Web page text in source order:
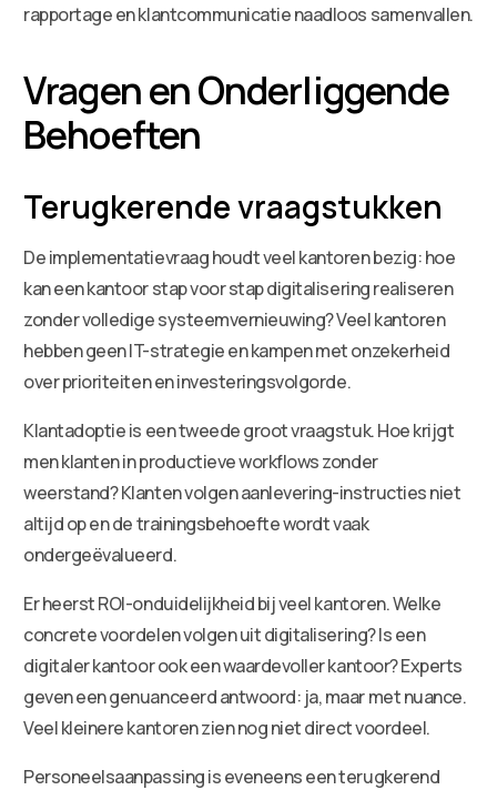
rapportage en klantcommunicatie naadloos samenvallen.
Vragen en Onderliggende
Behoeften
Terugkerende vraagstukken
De implementatievraag houdt veel kantoren bezig: hoe
kan een kantoor stap voor stap digitalisering realiseren
zonder volledige systeemvernieuwing? Veel kantoren
hebben geen IT-strategie en kampen met onzekerheid
over prioriteiten en investeringsvolgorde.
Klantadoptie is een tweede groot vraagstuk. Hoe krijgt
men klanten in productieve workflows zonder
weerstand? Klanten volgen aanlevering-instructies niet
altijd op en de trainingsbehoefte wordt vaak
ondergeëvalueerd.
Er heerst ROI-onduidelijkheid bij veel kantoren. Welke
concrete voordelen volgen uit digitalisering? Is een
digitaler kantoor ook een waardevoller kantoor? Experts
geven een genuanceerd antwoord: ja, maar met nuance.
Veel kleinere kantoren zien nog niet direct voordeel.
Personeelsaanpassing is eveneens een terugkerend